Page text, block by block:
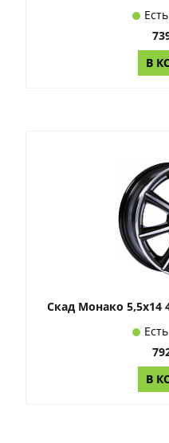
В
Скад Монако 5,5x14
В